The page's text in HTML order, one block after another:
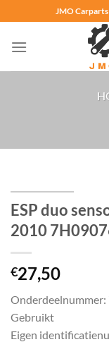
naar
inhoud
JMO
ESP duo
2010
€27,50
Gebruikt
Eigen